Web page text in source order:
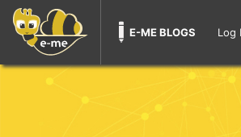
E-ME BLOGS Log